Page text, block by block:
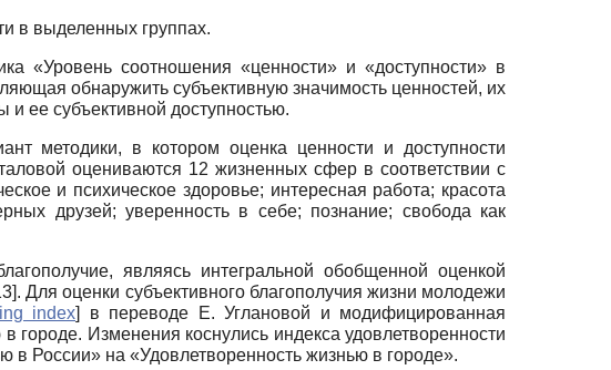
в выделенных группах.
«Уровень соотношения «ценности» и «доступности» в
обнаружить субъективную значимость ценностей, их
и ее субъективной доступностью.
методики, в котором оценка ценности и доступности
оцениваются 12 жизненных сфер в соответствии с
и психическое здоровье; интересная работа; красота
друзей; уверенность в себе; познание; свобода как
являясь интегральной обобщенной оценкой
]. Для оценки субъективного благополучия жизни молодежи
index]
в переводе Е. Углановой и модифицированная
Изменения коснулись индекса удовлетворенности
России» на «Удовлетворенность жизнью в городе».